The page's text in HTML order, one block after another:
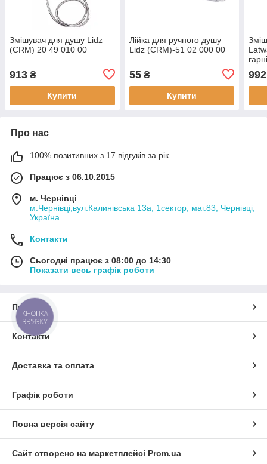
Змішувач для душу Lidz
(CRM) 20 49 010 00
913 ₴
Купити
Лійка для ручного душу
Lidz (CRM)-51 02 000 00
55₴
Купити
992
Про нас
100% позитивних з 17 відгуків за рік
Працює з 06.10.2015
м. Чернівці
м.Чернівці,вул.Калинівська 13а, 1сектор, маг.83, Чернівці,
Україна
Контакти
Сьогодні працює з 08:00 до 14:30
Показати весь графік роботи
Про нас
Контакти
Доставка та оплата
Графік роботи
Повна версія сайту
Сайт створено на маркетплейсі Prom.ua
КНОПКА
ЗВ'ЯЗКУ